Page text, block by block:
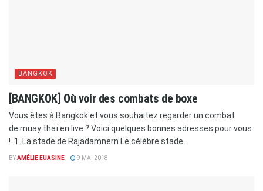
BANGKOK
[BANGKOK] Où voir des combats de boxe
Vous êtes à Bangkok et vous souhaitez regarder un combat
de muay thaï en live ? Voici quelques bonnes adresses pour vous
!. 1. La stade de Rajadamnern Le célèbre stade...
BYAMÉLIE EUASINE 9 MAI 2018